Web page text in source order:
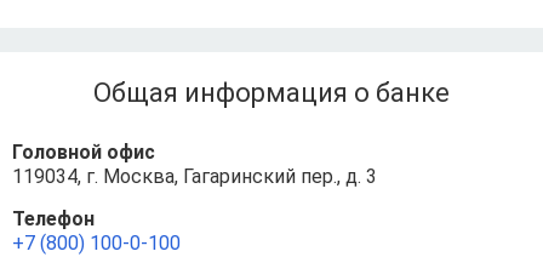
Общая информация о банке
Головной офис
119034, г. Москва, Гагаринский пер., д. 3
Телефон
+7 (800) 100-0-100